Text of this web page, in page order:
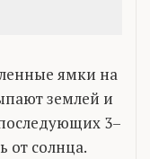
ямки на
землей и
3–
от солнца.